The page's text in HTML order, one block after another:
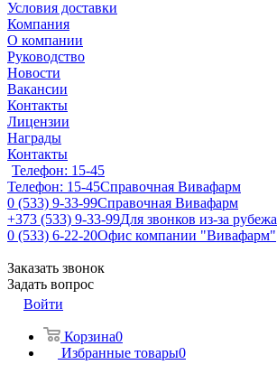
Условия доставки
Компания
О компании
Руководство
Новости
Вакансии
Контакты
Лицензии
Награды
Контакты
Телефон: 15-45
Телефон: 15-45Справочная Вивафарм
0 (533) 9-33-99Справочная Вивафарм
+373 (533) 9-33-99Для звонков из-за рубежа
0 (533) 6-22-20Офис компании "Вивафарм"
Заказать звонок
Задать вопрос
Войти
Корзина0
Избранные товары0